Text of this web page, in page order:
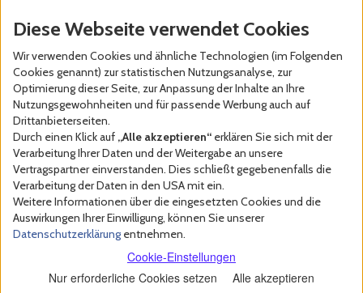
Diese Webseite verwendet Cookies
Wir verwenden Cookies und ähnliche Technologien (im Folgenden
Cookies genannt) zur statistischen Nutzungsanalyse, zur
Optimierung dieser Seite, zur Anpassung der Inhalte an Ihre
Nutzungsgewohnheiten und für passende Werbung auch auf
Drittanbieterseiten.
Durch einen Klick auf „Alle akzeptieren“ erklären Sie sich mit der
Verarbeitung Ihrer Daten und der Weitergabe an unsere
Vertragspartner einverstanden. Dies schließt gegebenenfalls die
Verarbeitung der Daten in den USA mit ein.
Weitere Informationen über die eingesetzten Cookies und die
Auswirkungen Ihrer Einwilligung, können Sie unserer
Datenschutzerklärung entnehmen.
Cookie-Einstellungen
Nur erforderliche Cookies setzen
Alle akzeptieren